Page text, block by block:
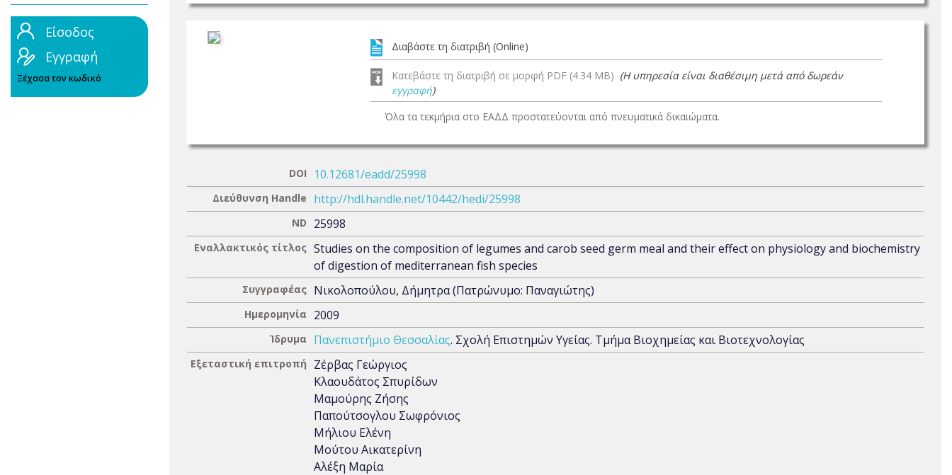
Είσοδος
Εγγραφή
Ξέχασα τον κωδικό
Διαβάστε τη διατριβή (Online)
Κατεβάστε τη διατριβή σε μορφή PDF (4.34 MB) (Η υπηρεσία είναι διαθέσιμη μετά από δωρεάν
εγγραφή)
Όλα τα τεκμήρια στο ΕΑΔΔ προστατεύονται από πνευματικά δικαιώματα.
DOI 10.12681/eadd/25998
Διεύθυνση Handle http://hdl.handle.net/10442/hedi/25998
ND 25998
Εναλλακτικός τίτλος Studies on the composition of legumes and carob seed germ meal and their effect on physiology and biochemistry
of digestion of mediterranean fish species
Συγγραφέας Νικολοπούλου, Δήμητρα (Πατρώνυμο: Παναγιώτης)
Ημερομηνία 2009
Ίδρυμα Πανεπιστήμιο Θεσσαλίας. Σχολή Επιστημών Υγείας. Τμήμα Βιοχημείας και Βιοτεχνολογίας
Εξεταστική επιτροπή
Ζέρβας Γεώργιος
Κλαουδάτος Σπυρίδων
Μαμούρης Ζήσης
Παπούτσογλου Σωφρόνιος
Μήλιου Ελένη
Μούτου Αικατερίνη
Αλέξη Μαρία